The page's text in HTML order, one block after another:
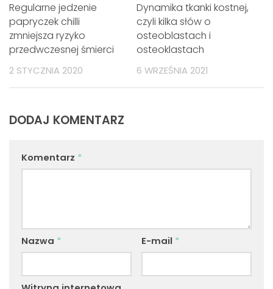
Regularne jedzenie
papryczek chilli
zmniejsza ryzyko
przedwczesnej śmierci
2 STYCZNIA 2020
Dynamika tkanki kostnej,
czyli kilka słów o
osteoblastach i
osteoklastach
6 WRZEŚNIA 2021
DODAJ KOMENTARZ
Komentarz *
Nazwa * E-mail *